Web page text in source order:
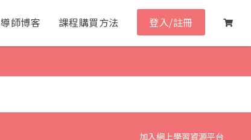
導師博客 課程購買方法 登入/註冊
加入網上學習資源平台